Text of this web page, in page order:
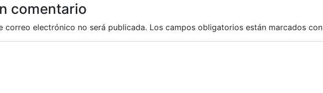
comentario
correo electrónico no será publicada. Los campos obligatorios están marcados con